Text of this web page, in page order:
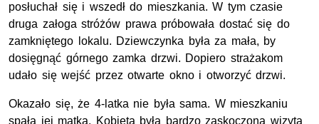
posłuchał się i wszedł do mieszkania. W tym czasie
druga załoga stróżów prawa próbowała dostać się do
zamkniętego lokalu. Dziewczynka była za mała, by
dosięgnąć górnego zamka drzwi. Dopiero strażakom
udało się wejść przez otwarte okno i otworzyć drzwi.
Okazało się, że 4-latka nie była sama. W mieszkaniu
spała jej matka. Kobieta była bardzo zaskoczona wizytą